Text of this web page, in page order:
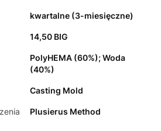
kwartalne (3-miesięczne)
14,50 BIG
PolyHEMA (60%); Woda
(40%)
Casting Mold
Plusierus Method